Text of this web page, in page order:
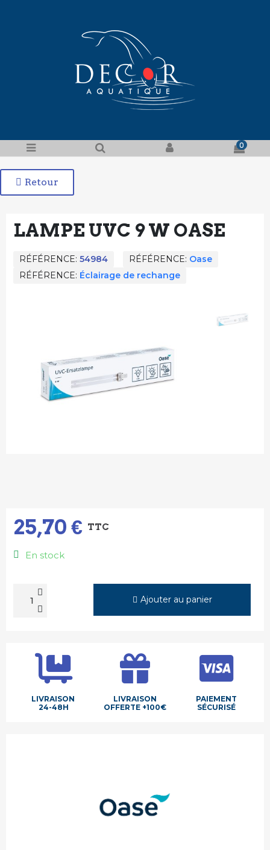
0
Retour
LAMPE UVC 9 W OASE
RÉFÉRENCE 54984 RÉFÉRENCE Oase
RÉFÉRENCE Éclairage de rechange
25,70 € TTC
En stock
Ajouter au panier
LIVRAISON
24-48H
LIVRAISON
OFFERTE +100€
PAIEMENT
SÉCURISÉ